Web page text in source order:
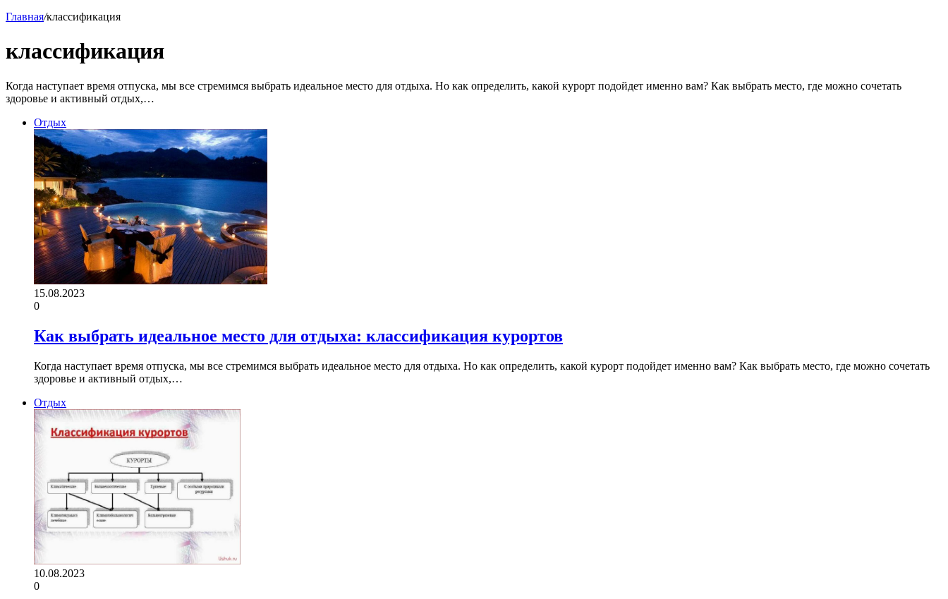
Главная/классификация
классификация
Когда наступает время отпуска, мы все стремимся выбрать идеальное место для отдыха. Но как определить, какой курорт подойдет именно вам? Как выбрать место, где можно сочетать
здоровье и активный отдых,…
Отдых
15.08.2023
0
Как выбрать идеальное место для отдыха: классификация курортов
Когда наступает время отпуска, мы все стремимся выбрать идеальное место для отдыха. Но как определить, какой курорт подойдет именно вам? Как выбрать место, где можно сочетать
здоровье и активный отдых,…
Отдых
10.08.2023
0